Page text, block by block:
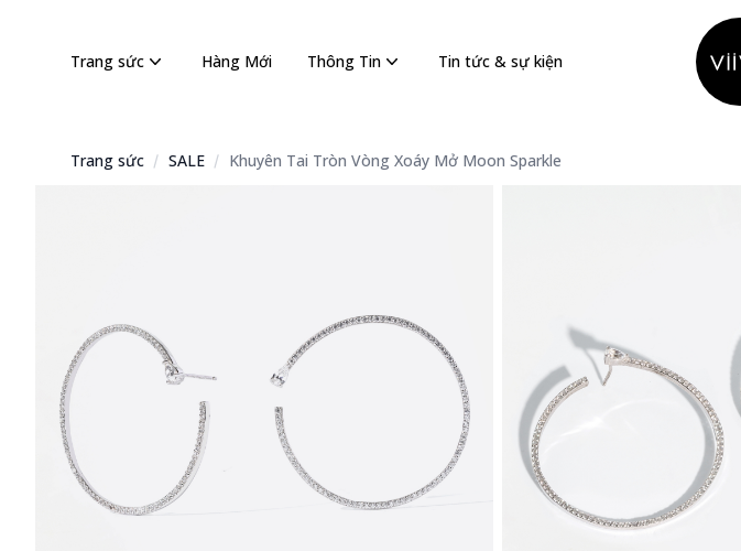
Trang sức Hàng Mới Thông Tin Tin tức & sự kiện
Trang sức SALE
Khuyên Tai Tròn Vòng Xoáy Mở Moon Sparkle